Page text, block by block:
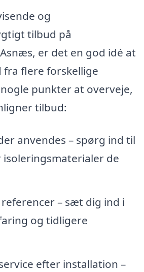
og
tilbud på
er det en god idé at
flere forskellige
punkter at overveje,
tilbud:
anvendes – spørg ind til
isoleringsmaterialer de
– sæt dig ind i
og tidligere
efter installation –